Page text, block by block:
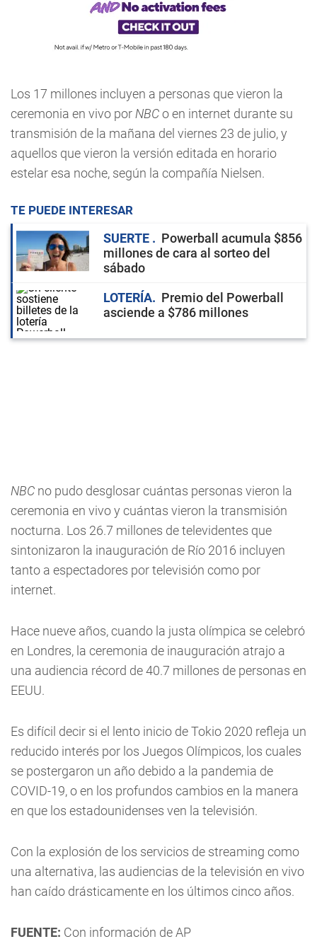
Los 17 millones incluyen a personas que vieron la
ceremonia en vivo por NBCo en internet durante su
transmisión de la mañana del viernes 23 de julio, y
aquellos que vieron la versión editada en horario
estelar esa noche, según la compañía Nielsen.
TE PUEDE INTERESAR
SUERTE
Powerball acumula $856
millones de cara al sorteo del
sábado
LOTERÍA
Premio del Powerball
asciende a $786 millones
NBC no pudo desglosar cuántas personas vieron la
ceremonia en vivo y cuántas vieron la transmisión
nocturna. Los 26.7 millones de televidentes que
sintonizaron la inauguración de Río 2016 incluyen
tanto a espectadores por televisión como por
internet.
Hace nueve años, cuando la justa olímpica se celebró
en Londres, la ceremonia de inauguración atrajo a
una audiencia récord de 40.7 millones de personas en
EEUU.
Es difícil decir si el lento inicio de Tokio 2020 refleja un
reducido interés por los Juegos Olímpicos, los cuales
se postergaron un año debido a la pandemia de
COVID-19, o en los profundos cambios en la manera
en que los estadounidenses ven la televisión.
Con la explosión de los servicios de streaming como
una alternativa, las audiencias de la televisión en vivo
han caído drásticamente en los últimos cinco años.
FUENTE: Con información de AP